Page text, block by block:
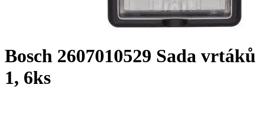
Bosch 2607010529 Sada vrtáků
1, 6ks